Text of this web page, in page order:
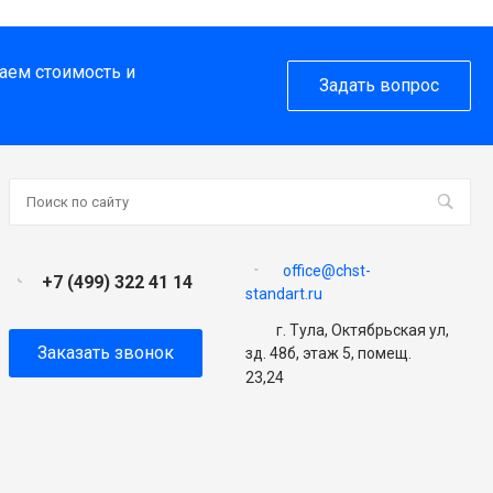
стоимость и
Задать вопрос
+7 (499) 322 41 14
office@chst-
standart.ru
Заказать звонок
г. Тула, Октябрьская ул,
зд. 48б, этаж 5, помещ.
23,24